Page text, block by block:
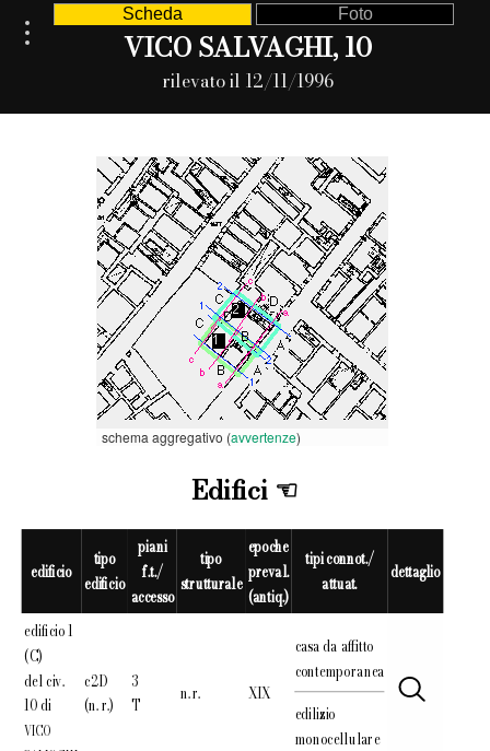
Scheda Foto
VICO SALVAGHI, 10
rilevato il 12/11/1996
schema aggregativo (avvertenze)
Edifici
edificio tipo
edificio
piani
f.t./
accesso
tipo
strutturale
epoche
preval.
(antiq.)
tipi connot./
attuat.
dettaglio
edificio 1
(C)
del civ.
10 di
VICO
c2D
(n. r.)
3
T n. r. XIX
casa da affitto
contemporanea
edilizio
monocellulare